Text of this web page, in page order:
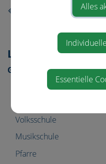
Leben in St.
Gemeindeeinrichtungen
Tagesbetreuung
Volksschule
Musikschule
Pfarre
⇐ zurück Alles
Essentielle